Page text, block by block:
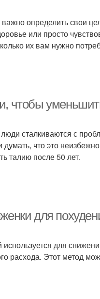
определить свои
или просто
их вам нужно
чтобы
сталкиваются с
что это
талию после 50 лет.
для
для
расхода. Этот метод